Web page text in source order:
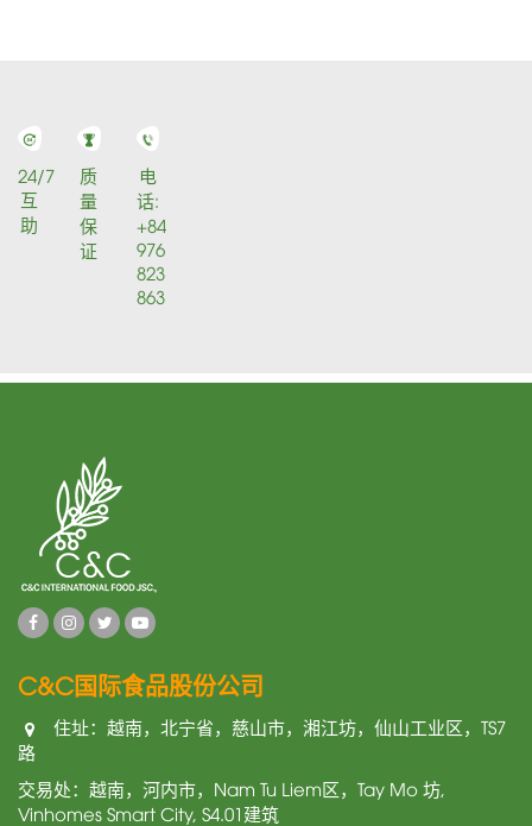
24/7
互
助
质
量
保
证
电
话:
+84
976
823
863
C&C国际食品股份公司
住址：越南，北宁省，慈山市，湘江坊，仙山工业区，TS7
路
交易处：越南，河内市，Nam Tu Liem区，Tay Mo 坊,
Vinhomes Smart City, S4.01建筑